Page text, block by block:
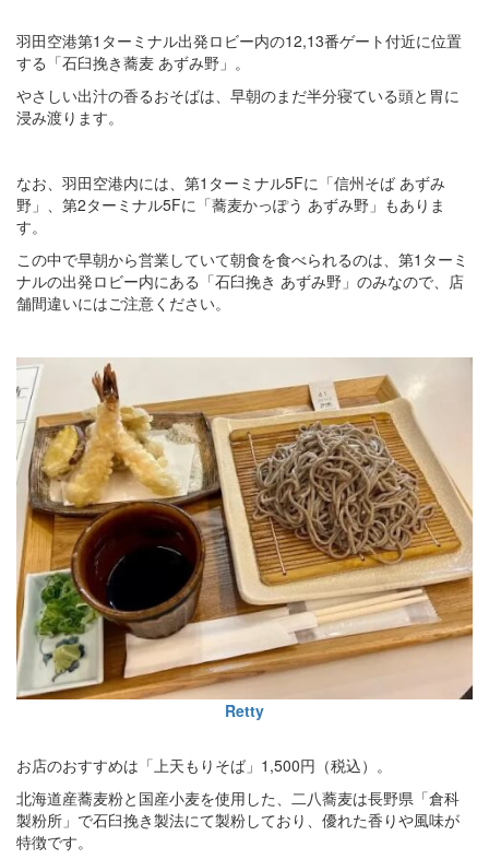
羽田空港第1ターミナル出発ロビー内の12,13番ゲート付近に位置
する「石臼挽き蕎麦 あずみ野」。
やさしい出汁の香るおそばは、早朝のまだ半分寝ている頭と胃に
浸み渡ります。
なお、羽田空港内には、第1ターミナル5Fに「信州そば あずみ
野」、第2ターミナル5Fに「蕎麦かっぽう あずみ野」もありま
す。
この中で早朝から営業していて朝食を食べられるのは、第1ターミ
ナルの出発ロビー内にある「石臼挽き あずみ野」のみなので、店
舗間違いにはご注意ください。
Retty
お店のおすすめは「上天もりそば」1,500円（税込）。
北海道産蕎麦粉と国産小麦を使用した、二八蕎麦は長野県「倉科
製粉所」で石臼挽き製法にて製粉しており、優れた香りや風味が
特徴です。